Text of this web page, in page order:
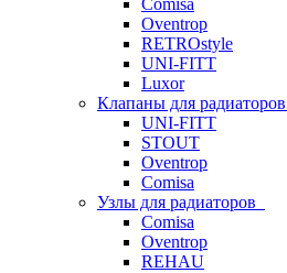
Comisa
Oventrop
RETROstyle
UNI-FITT
Luxor
Клапаны для радиаторов
UNI-FITT
STOUT
Oventrop
Comisa
Узлы для радиаторов
Comisa
Oventrop
REHAU